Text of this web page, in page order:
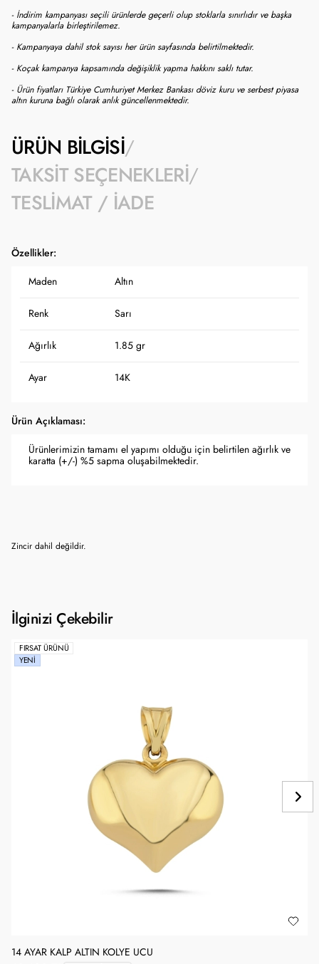
- İndirim kampanyası seçili ürünlerde geçerli olup stoklarla sınırlıdır ve başka
kampanyalarla birleştirilemez.
- Kampanyaya dahil stok sayısı her ürün sayfasında belirtilmektedir.
- Koçak kampanya kapsamında değişiklik yapma hakkını saklı tutar.
- Ürün fiyatları Türkiye Cumhuriyet Merkez Bankası döviz kuru ve serbest piyasa
altın kuruna bağlı olarak anlık güncellenmektedir.
ÜRÜN BILGISI
TAKSIT SEÇENEKLERI
TESLIMAT / İADE
Özellikler:
Maden Altın
Renk Sarı
Ağırlık 1.85 gr
Ayar 14K
Ürün Açıklaması:
Ürünlerimizin tamamı el yapımı olduğu için belirtilen ağırlık ve
karatta (+/-) %5 sapma oluşabilmektedir.
Zincir dahil değildir.
İlginizi Çekebilir
FIRSAT ÜRÜNÜ
YENI
14 AYAR KALP ALTIN KOLYE UCU